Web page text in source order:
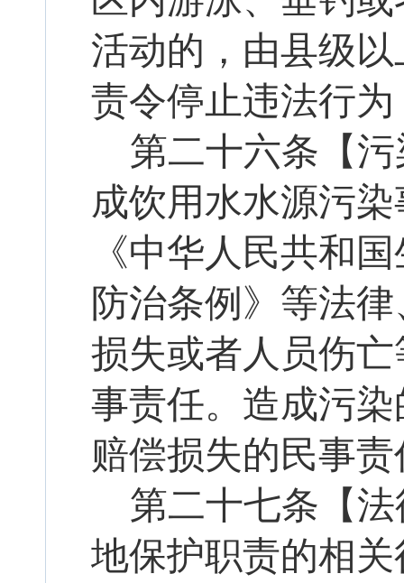
活动的，由县级
责令停止违法行
第二十六条【
成饮用水水源污
《中华人民共和
防治条例》等法
损失或者人员伤
事责任。造成污
赔偿损失的民事责
第二十七条【
地保护职责的相